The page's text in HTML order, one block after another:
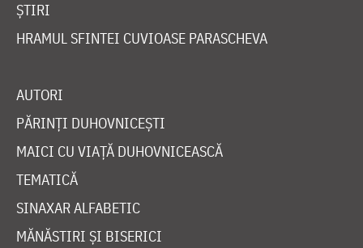
ȘTIRI
HRAMUL SFINTEI CUVIOASE PARASCHEVA
AUTORI
PĂRINȚI DUHOVNICEȘTI
MAICI CU VIAȚĂ DUHOVNICEASCĂ
TEMATICĂ
SINAXAR ALFABETIC
MĂNĂSTIRI ȘI BISERICI